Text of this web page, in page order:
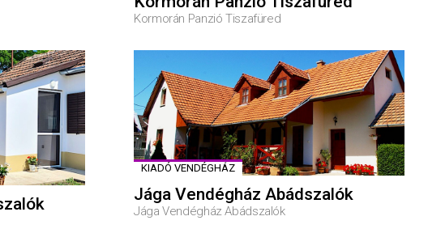
Kormorán Panzió Tiszafüred
KIADÓ VENDÉGHÁZ
Jága Vendégház Abádszalók
Jága Vendégház Abádszalók